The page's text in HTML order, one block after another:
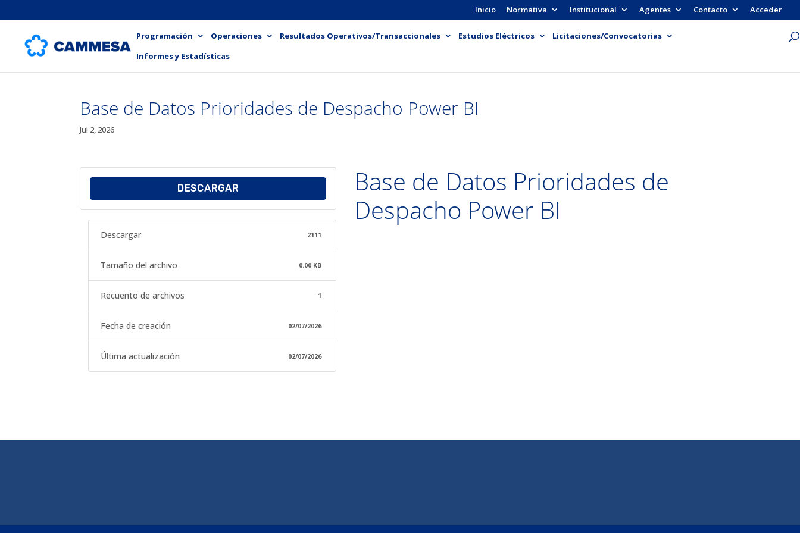
Inicio Normativa Institucional Agentes Contacto Acceder
Programación Operaciones Resultados Operativos/Transaccionales Estudios Eléctricos
Licitaciones/Convocatorias
Informes y Estadísticas
Base de Datos Prioridades de Despacho Power BI
Jul 2, 2026
DESCARGAR
Descargar 2111
Tamaño del archivo 0.00 KB
Recuento de archivos 1
Fecha de creación 02/07/2026
Última actualización 02/07/2026
Base de Datos Prioridades de
Despacho Power BI